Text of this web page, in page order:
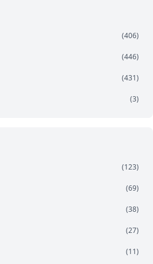
(406)
(446)
(431)
(3)
(123)
(69)
(38)
(27)
(11)